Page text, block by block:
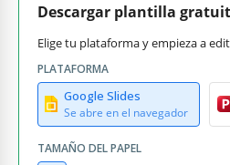
Descargar plantilla
Elige tu plataforma y empieza a
PLATAFORMA
Google Slides
Se abre en el navegador
TAMAÑO DEL PAPEL